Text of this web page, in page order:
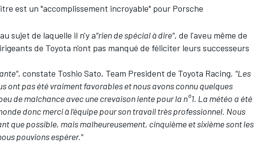
est un "accomplissement incroyable" pour Porsche
sujet de laquelle il n'y a"rien de spécial à dire", de l'aveu même de
de Toyota n'ont pas manqué de féliciter leurs successeurs
, constate Toshio Sato, Team President de Toyota Racing. "Les
ont pas été vraiment favorables et nous avons connu quelques
de malchance avec une crevaison lente pour la n°1. La météo a été
donc merci à l’équipe pour son travail très professionnel. Nous
que possible, mais malheureusement, cinquième et sixième sont les
pouvions espérer."